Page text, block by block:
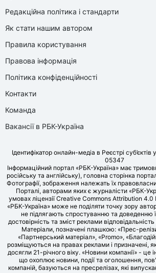
Редакційна політика і стандарти
Як стати нашим автором
Правила користування
Правова інформація
Політика конфіденційності
Контакти
Команда
Вакансії в РБК-Україна
Ідентифікатор онлайн-медіа в Реєстрі
05347
Інформаційний портал «РБК-Україна» має
російську та англійську), головна сторінка
Фотографії, зображення належать їх
Порталі, авторами яких є журналісти «РБК-
умовах ліцензії Creative Commons Attribution
«РБК-Україна» може не поділяти точку зору
не підлягають спростуванню та доведенню
достовірність та зміст реклами
Матеріали, позначені плашкою: «Прес-
«Партнерський матеріал», «Promo»,
розміщуються на правах реклами і призначені,
досягли 21-річного віку. «Новини компанії» - це
що охоплює новини, події та оголошення,
компаній, базуються на пресрелізах, які